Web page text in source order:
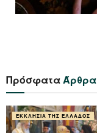
ΠρόσφαταΆρθρα
ΕΚΚΛΗΣΊΑ ΤΗΣ ΕΛΛΆΔΟΣ